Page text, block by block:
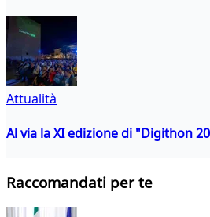
Attualità
Al via la XI edizione di "Digithon
Raccomandati per te